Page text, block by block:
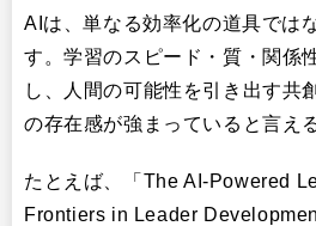
AIは、単なる効率化の道具では
す。学習のスピード・質・関係
し、人間の可能性を引き出す共
の存在感が強まっていると言え
たとえば、「The AI-Powered
Frontiers in Leader